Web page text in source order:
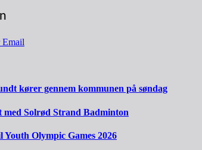
Email
kører gennem kommunen på søndag
med Solrød Strand Badminton
Olympic Games 2026